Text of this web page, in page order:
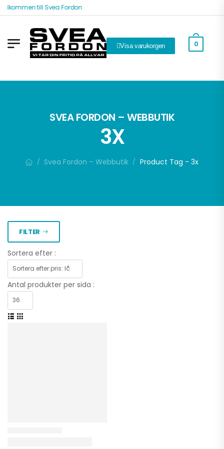
till Svea Fordon
Visa varukorgen 0
SVEA FORDON – WEBBUTIK
3X
/ Svea Fordon – Webbutik / Product Tag - 3x
FILTER
Sortera efter :
Antal produkter per sida :